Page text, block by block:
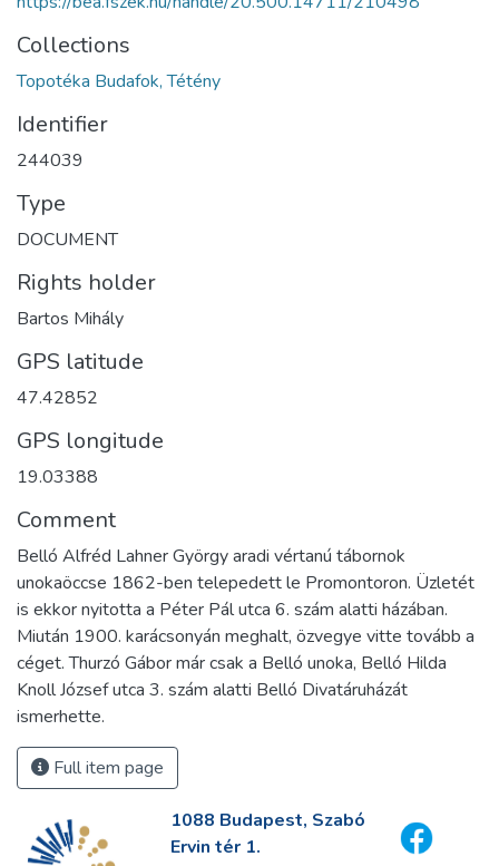
Collections
Topotéka Budafok, Tétény
Identifier
244039
Type
DOCUMENT
Rights holder
Bartos Mihály
GPS latitude
47.42852
GPS longitude
19.03388
Comment
Belló Alfréd Lahner György aradi vértanú tábornok
unokaöccse 1862-ben telepedett le Promontoron. Üzletét
is ekkor nyitotta a Péter Pál utca 6. szám alatti házában.
Miután 1900. karácsonyán meghalt, özvegye vitte tovább a
céget. Thurzó Gábor már csak a Belló unoka, Belló Hilda
Knoll József utca 3. szám alatti Belló Divatáruházát
ismerhette.
Full item page
1088 Budapest, Szabó
Ervin tér 1.